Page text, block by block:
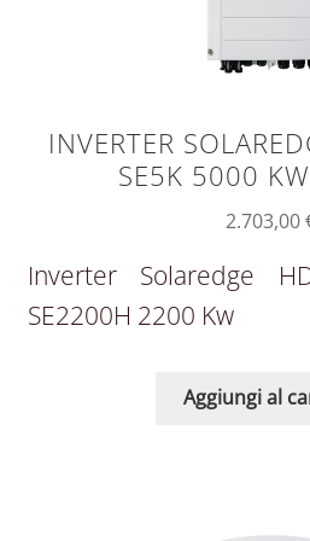
INVERTER
SE5K 5000
2.703,00
Inverter Solaredge
SE2200H 2200 Kw
Aggiungi al